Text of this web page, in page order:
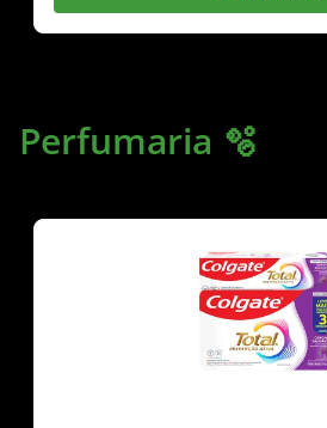
Perfumaria 🫧